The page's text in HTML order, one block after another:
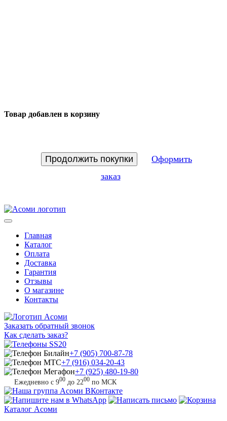
Товар добавлен в корзину
Продолжить покупки
Оформить
заказ
Главная
Каталог
Оплата
Доставка
Гарантия
Отзывы
О магазине
Контакты
Заказать обратный звонок
Как сделать заказ?
+7 (905) 700-87-78
+7 (916) 034-20-43
+7 (925) 480-19-80
Ежедневно с 900 до 2200 по МСК
Каталог Асоми